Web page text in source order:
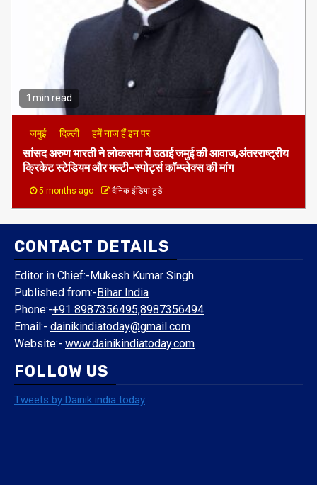
1 min read
जमुई दिल्ली हमें नाज हैं इन पर
​सांसद अरुण भारती ने लोकसभा में उठाई जमुई की आवाज,अंतरराष्ट्रीय
क्रिकेट स्टेडियम और मल्टी-स्पोर्ट्स कॉम्प्लेक्स की मांग
5 months ago दैनिक इंडिया टुडे
CONTACT DETAILS
Editor in Chief:-Mukesh Kumar Singh
Published from:- Bihar India
Phone:-+91 8987356495,8987356494
Email:- dainikindiatoday@gmail.com
Website:- www.dainikindiatoday.com
FOLLOW US
Tweets by Dainik india today